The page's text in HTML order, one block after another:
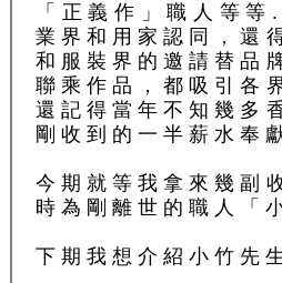
「正義作」職人等
業界和用家認同，還
和服裝界的邀請替品
聯乘作品，都吸引各
還記得當年不知幾多
剛收到的一半薪水奉
今期就等我拿來幾副
時為剛離世的職人「
下期我想介紹小竹先